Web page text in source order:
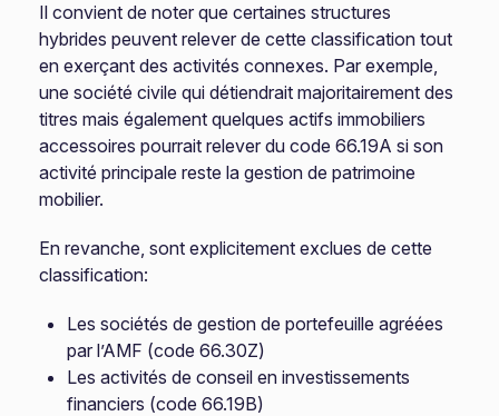
Il convient de noter que certaines structures
hybrides peuvent relever de cette classification tout
en exerçant des activités connexes. Par exemple,
une société civile qui détiendrait majoritairement des
titres mais également quelques actifs immobiliers
accessoires pourrait relever du code 66.19A si son
activité principale reste la gestion de patrimoine
mobilier.
En revanche, sont explicitement exclues de cette
classification:
Les sociétés de gestion de portefeuille agréées
par l’AMF (code 66.30Z)
Les activités de conseil en investissements
financiers (code 66.19B)